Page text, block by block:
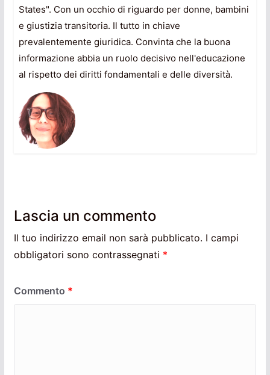
States". Con un occhio di riguardo per donne, bambini
e giustizia transitoria. Il tutto in chiave
prevalentemente giuridica. Convinta che la buona
informazione abbia un ruolo decisivo nell'educazione
al rispetto dei diritti fondamentali e delle diversità.
Lascia un commento
Il tuo indirizzo email non sarà pubblicato. I campi
obbligatori sono contrassegnati *
Commento *